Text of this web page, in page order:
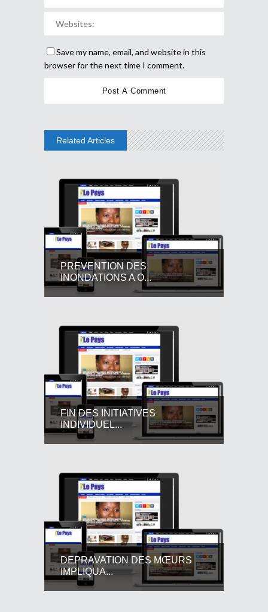
Save my name, email, and website in this
browser for the next time I comment.
Related Articles
PREVENTION DES
INONDATIONS A O...
FIN DES INITIATIVES
INDIVIDUEL...
DEPRAVATION DES MŒURS
IMPLIQUA...